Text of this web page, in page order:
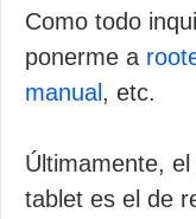
Como todo
ponerme a
manual , etc.
Últimamente,
tablet es el de